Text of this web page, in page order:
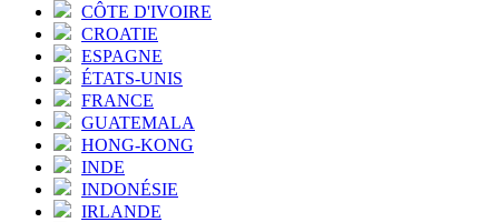
CÔTE D'IVOIRE
CROATIE
ESPAGNE
ÉTATS-UNIS
FRANCE
GUATEMALA
HONG-KONG
INDE
INDONÉSIE
IRLANDE